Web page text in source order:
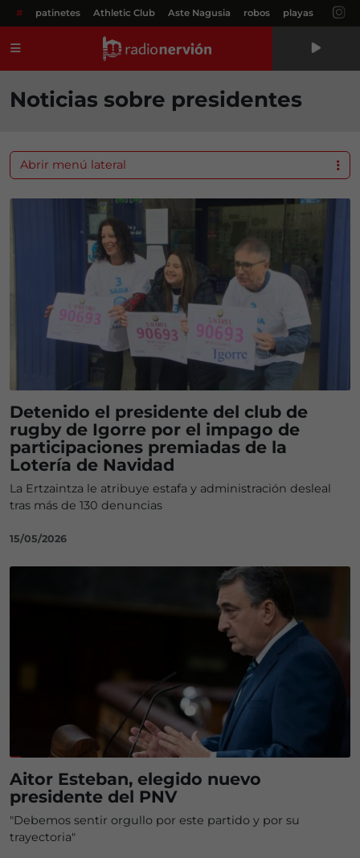
# patinetes Athletic Club Aste Nagusia robos playas
Noticias sobre presidentes
Detenido el presidente del club de
rugby de Igorre por el impago de
participaciones premiadas de la
Lotería de Navidad
La Ertzaintza le atribuye estafa y administración desleal
tras más de 130 denuncias
15/05/2026
Aitor Esteban, elegido nuevo
presidente del PNV
"Debemos sentir orgullo por este partido y por su
trayectoria"
Abrir menú lateral